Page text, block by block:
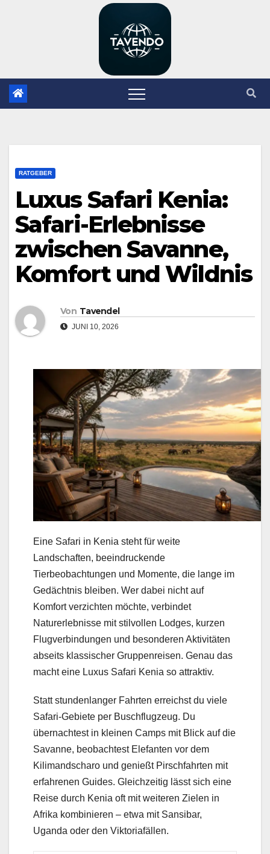
RATGEBER
Luxus Safari Kenia:
Safari-Erlebnisse
zwischen Savanne,
Komfort und Wildnis
Von Tavendel
JUNI 10, 2026
Eine Safari in Kenia steht für weite
Landschaften, beeindruckende
Tierbeobachtungen und Momente, die lange im
Gedächtnis bleiben. Wer dabei nicht auf
Komfort verzichten möchte, verbindet
Naturerlebnisse mit stilvollen Lodges, kurzen
Flugverbindungen und besonderen Aktivitäten
abseits klassischer Gruppenreisen. Genau das
macht eine Luxus Safari Kenia so attraktiv.
Statt stundenlanger Fahrten erreichst du viele
Safari-Gebiete per Buschflugzeug. Du
übernachtest in kleinen Camps mit Blick auf die
Savanne, beobachtest Elefanten vor dem
Kilimandscharo und genießt Pirschfahrten mit
erfahrenen Guides. Gleichzeitig lässt sich eine
Reise durch Kenia oft mit weiteren Zielen in
Afrika kombinieren – etwa mit Sansibar,
Uganda oder den Viktoriafällen.